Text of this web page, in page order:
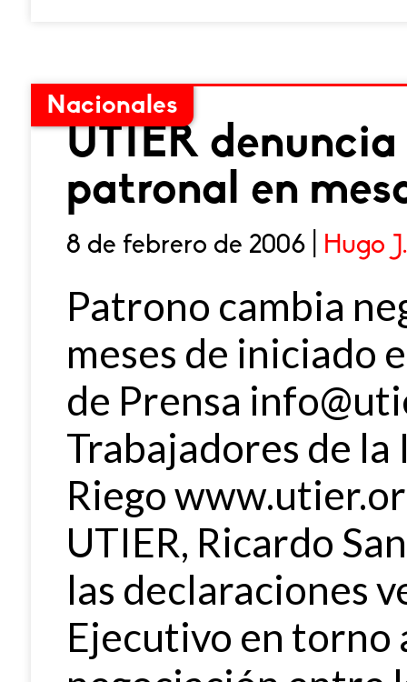
Nacionales
UTIER
patronal en
8 de febrero de 2006 | Hugo
Patrono cambia
meses de iniciado
de Prensa
Trabajadores de
Riego
UTIER, Ricardo
las declaraciones
Ejecutivo en torno